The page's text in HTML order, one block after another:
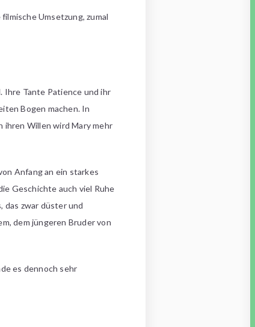
Umsetzung, zumal
Ihre Tante Patience und ihr
Bogen machen. In
ihren Willen wird Mary mehr
Anfang an ein starkes
Geschichte auch viel Ruhe
das zwar düster und
dem jüngeren Bruder von
es dennoch sehr